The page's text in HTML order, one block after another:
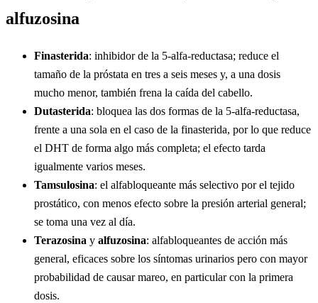
alfuzosina
Finasterida: inhibidor de la 5-alfa-reductasa; reduce el
tamaño de la próstata en tres a seis meses y, a una dosis
mucho menor, también frena la caída del cabello.
Dutasterida: bloquea las dos formas de la 5-alfa-reductasa,
frente a una sola en el caso de la finasterida, por lo que reduce
el DHT de forma algo más completa; el efecto tarda
igualmente varios meses.
Tamsulosina: el alfabloqueante más selectivo por el tejido
prostático, con menos efecto sobre la presión arterial general;
se toma una vez al día.
Terazosina y alfuzosina: alfabloqueantes de acción más
general, eficaces sobre los síntomas urinarios pero con mayor
probabilidad de causar mareo, en particular con la primera
dosis.